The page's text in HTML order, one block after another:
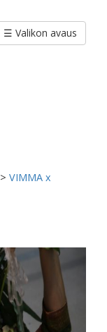
☰ Valikon avaus
> VIMMA x